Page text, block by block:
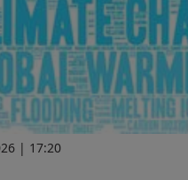
| 17:20